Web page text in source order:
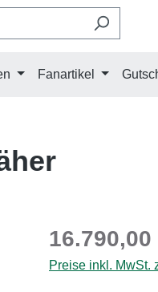
Fanartikel
Regulärer Preis:
16.790,00
Preise inkl. MwSt.